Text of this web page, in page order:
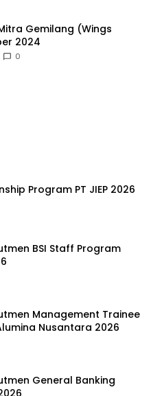
Gemilang (Wings
2024
0
Program PT JIEP 2026
BSI Staff Program
Management Trainee
Nusantara 2026
General Banking